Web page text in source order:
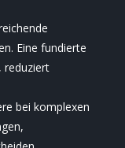
Eine fundierte
reduziert
bei komplexen